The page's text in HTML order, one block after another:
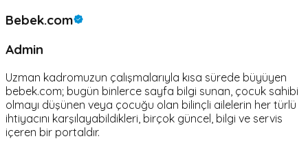
Bebek.com
Admin
Uzman kadromuzun çalışmalarıyla kısa sürede büyüyen
bebek.com; bugün binlerce sayfa bilgi sunan, çocuk sahibi
olmayı düşünen veya çocuğu olan bilinçli ailelerin her türlü
ihtiyacını karşılayabildikleri, birçok güncel, bilgi ve servis
içeren bir portaldır.